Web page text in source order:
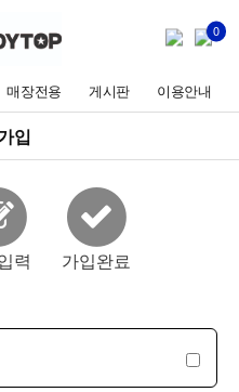
0
매장전용 게시판 이용안내
입
력 가입완료